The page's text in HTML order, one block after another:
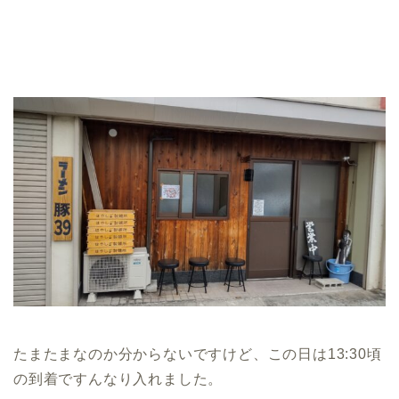
たまたまなのか分からないですけど、この日は13:30頃
の到着ですんなり入れました。